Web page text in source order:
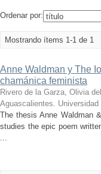
Ordenar por:
Mostrando ítems 1-1 de 1
Anne Waldman y The
chamánica feminista
Rivero de la Garza, Olivia
Aguascalientes.
The thesis Anne Waldman
studies the epic poem
...